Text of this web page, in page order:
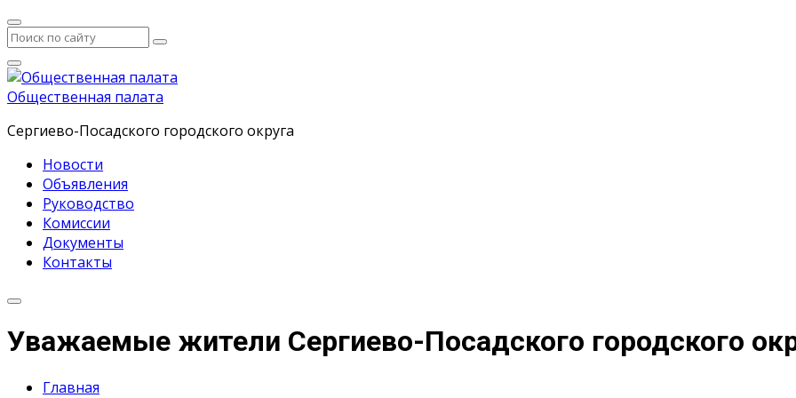
Общественная палата
Сергиево-Посадского городского округа
Новости
Объявления
Руководство
Комиссии
Документы
Контакты
Уважаемые жители Сергиево-Посадского городского
Главная